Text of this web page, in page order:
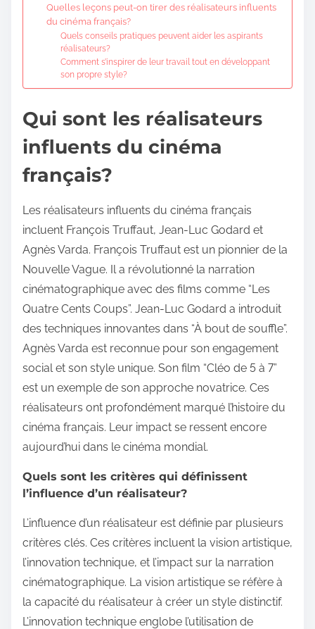
Quelles leçons peut-on tirer des réalisateurs influents
du cinéma français?
Quels conseils pratiques peuvent aider les aspirants
réalisateurs?
Comment s’inspirer de leur travail tout en développant
son propre style?
Qui sont les réalisateurs
influents du cinéma
français?
Les réalisateurs influents du cinéma français
incluent François Truffaut, Jean-Luc Godard et
Agnès Varda. François Truffaut est un pionnier de la
Nouvelle Vague. Il a révolutionné la narration
cinématographique avec des films comme “Les
Quatre Cents Coups”. Jean-Luc Godard a introduit
des techniques innovantes dans “À bout de souffle”.
Agnès Varda est reconnue pour son engagement
social et son style unique. Son film “Cléo de 5 à 7”
est un exemple de son approche novatrice. Ces
réalisateurs ont profondément marqué l’histoire du
cinéma français. Leur impact se ressent encore
aujourd’hui dans le cinéma mondial.
Quels sont les critères qui définissent
l’influence d’un réalisateur?
L’influence d’un réalisateur est définie par plusieurs
critères clés. Ces critères incluent la vision artistique,
l’innovation technique, et l’impact sur la narration
cinématographique. La vision artistique se réfère à
la capacité du réalisateur à créer un style distinctif.
L’innovation technique englobe l’utilisation de